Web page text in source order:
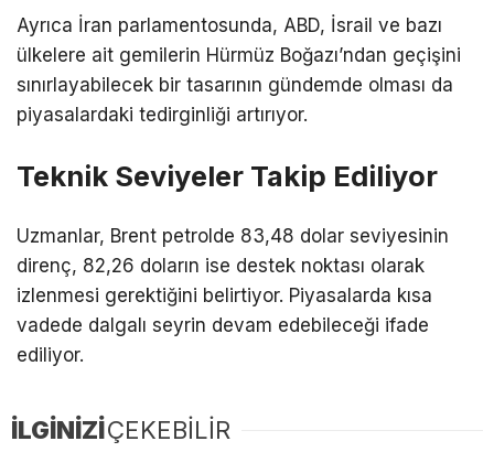
Ayrıca İran parlamentosunda, ABD, İsrail ve bazı
ülkelere ait gemilerin Hürmüz Boğazı’ndan geçişini
sınırlayabilecek bir tasarının gündemde olması da
piyasalardaki tedirginliği artırıyor.
Teknik Seviyeler Takip Ediliyor
Uzmanlar, Brent petrolde 83,48 dolar seviyesinin
direnç, 82,26 doların ise destek noktası olarak
izlenmesi gerektiğini belirtiyor. Piyasalarda kısa
vadede dalgalı seyrin devam edebileceği ifade
ediliyor.
İLGİNİZİÇEKEBİLİR